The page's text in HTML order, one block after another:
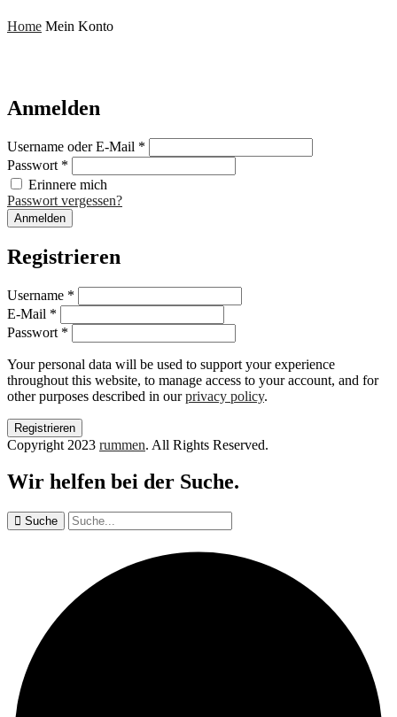
Home Mein Konto
Anmelden
Username oder E-Mail *
Passwort *
Erinnere mich
Passwort vergessen?
Registrieren
Username *
E-Mail *
Passwort *
Your personal data will be used to support your experience
throughout this website, to manage access to your account, and for
other purposes described in ourprivacy policy.
Copyright 2023 rummen. All Rights Reserved.
Wir helfen bei der Suche.
Suche